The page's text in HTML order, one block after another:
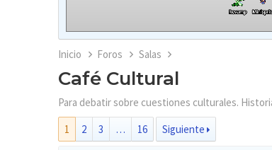
Inicio Foros Salas
Café Cultural
Para debatir sobre cuestiones culturales.
1
2 3 … 16 Siguiente